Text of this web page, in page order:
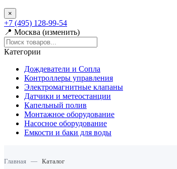
×
+7 (495) 128-99-54
📍 Москва (изменить)
Категории
Дождеватели и Сопла
Контроллеры управления
Электромагнитные клапаны
Датчики и метеостанции
Капельный полив
Монтажное оборудование
Насосное оборудование
Емкости и баки для воды
Главная — Каталог